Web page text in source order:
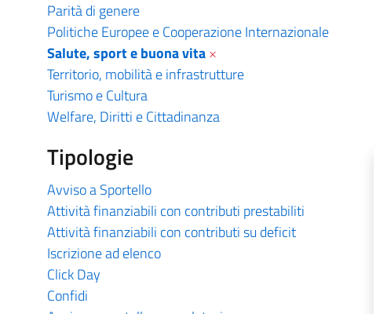
Parità di genere
Politiche Europee e Cooperazione Internazionale
Salute, sport e buona vita×
Territorio, mobilità e infrastrutture
Turismo e Cultura
Welfare, Diritti e Cittadinanza
Tipologie
Avviso a Sportello
Attività finanziabili con contributi prestabiliti
Attività finanziabili con contributi su deficit
Iscrizione ad elenco
Click Day
Confidi